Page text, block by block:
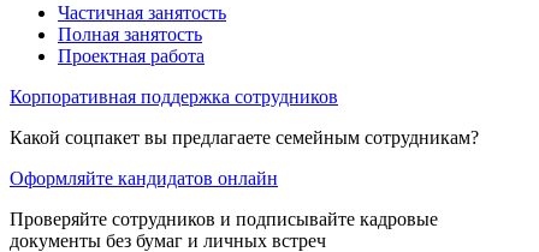
Частичная занятость
Полная занятость
Проектная работа
Корпоративная поддержка сотрудников
Какой соцпакет вы предлагаете семейным сотрудникам?
Оформляйте кандидатов онлайн
Проверяйте сотрудников и подписывайте кадровые
документы без бумаг и личных встреч